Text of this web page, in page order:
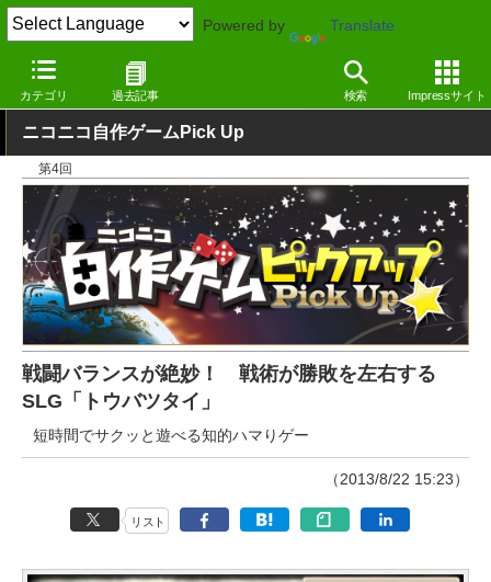
Powered by Translate
カテゴリ 過去記事 検索 Impressサイト
窓の杜 エンタメ ゲーム
ニコニコ自作ゲームPick Up
第4回
戦闘バランスが絶妙！ 戦術が勝敗を左右する
SLG「トウバツタイ」
短時間でサクッと遊べる知的ハマりゲー
（2013/8/22 15:23）
リスト